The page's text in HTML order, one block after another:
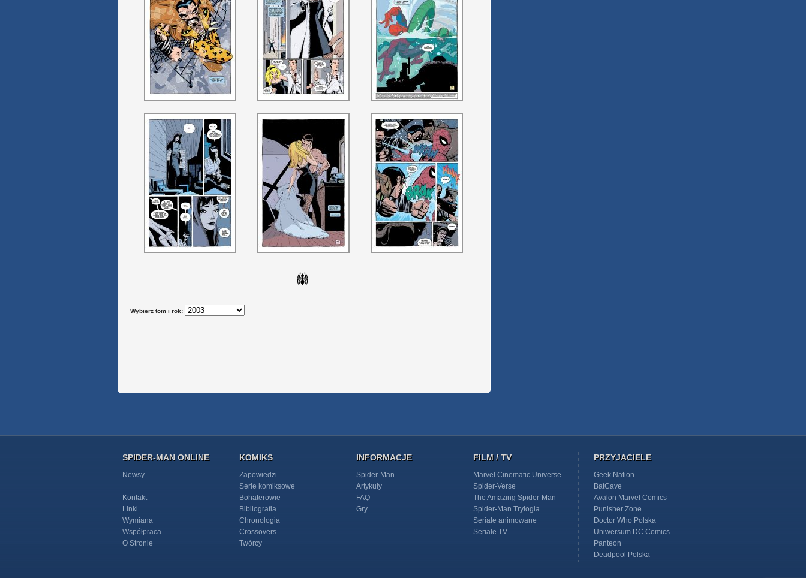
Wybierz tom i rok:
SPIDER-MAN ONLINE
Newsy
Kontakt
Linki
Wymiana
Współpraca
O Stronie
KOMIKS
Zapowiedzi
Serie komiksowe
Bohaterowie
Bibliografia
Chronologia
Crossovers
Twórcy
INFORMACJE
Spider-Man
Artykuły
FAQ
Gry
FILM / TV
Marvel Cinematic Universe
Spider-Verse
The Amazing Spider-Man
Spider-Man Trylogia
Seriale animowane
Seriale TV
PRZYJACIELE
Geek Nation
BatCave
Avalon Marvel Comics
Punisher Zone
Doctor Who Polska
Uniwersum DC Comics
Panteon
Deadpool Polska